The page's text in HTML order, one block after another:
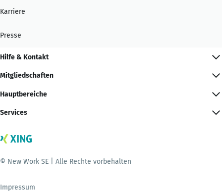
Karriere
Presse
Hilfe & Kontakt
Mitgliedschaften
Hauptbereiche
Services
© New Work SE | Alle Rechte vorbehalten
Impressum